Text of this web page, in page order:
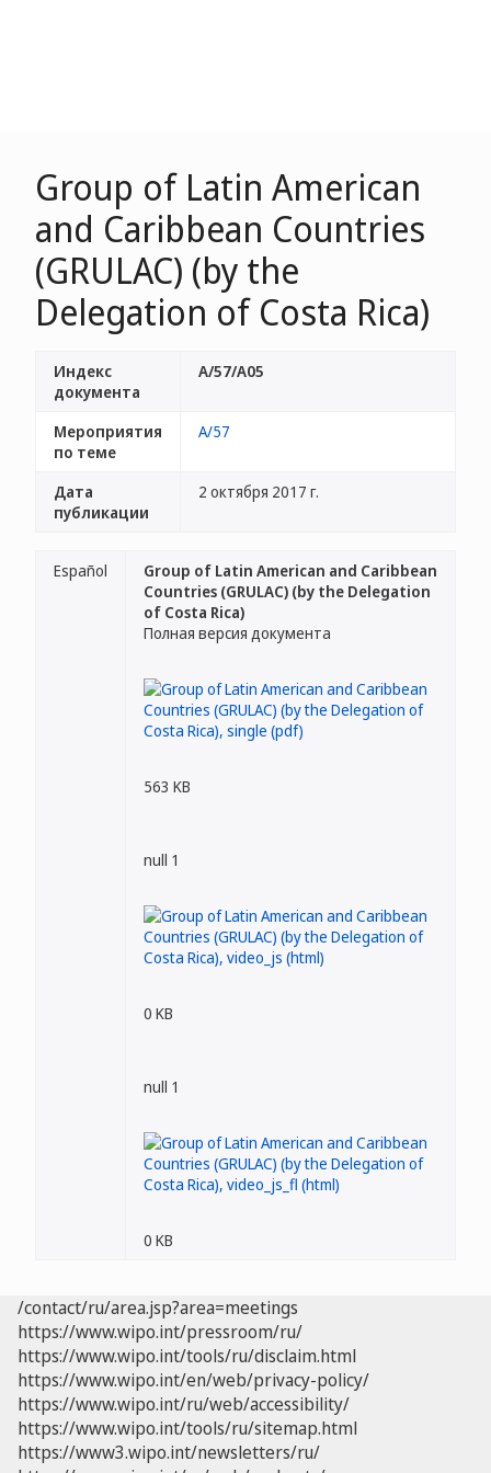
Group of Latin American
and Caribbean Countries
(GRULAC) (by the
Delegation of Costa Rica)
Индекс
документа
A/57/A05
Мероприятия
по теме
A/57
Дата
публикации
2 октября 2017 г.
Español
Group of Latin American and Caribbean
Countries (GRULAC) (by the Delegation
of Costa Rica)
Полная версия документа
563 KB
null 1
0 KB
null 1
0 KB
/contact/ru/area.jsp?area=meetings
https://www.wipo.int/pressroom/ru/
https://www.wipo.int/tools/ru/disclaim.html
https://www.wipo.int/en/web/privacy-policy/
https://www.wipo.int/ru/web/accessibility/
https://www.wipo.int/tools/ru/sitemap.html
https://www3.wipo.int/newsletters/ru/